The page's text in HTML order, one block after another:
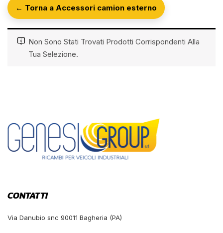
← Torna a Accessori camion esterno
Non Sono Stati Trovati Prodotti Corrispondenti Alla
Tua Selezione.
CONTATTI
Via Danubio snc 90011 Bagheria (PA)